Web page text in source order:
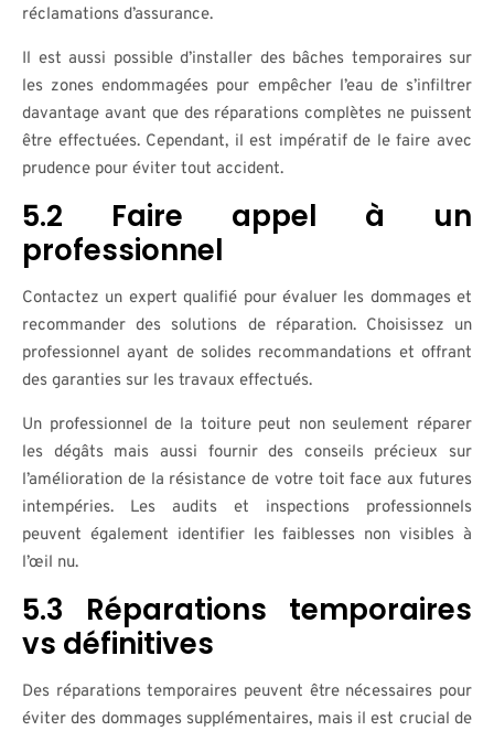
réclamations d’assurance.
Il est aussi possible d’installer des bâches temporaires sur
les zones endommagées pour empêcher l’eau de s’infiltrer
davantage avant que des réparations complètes ne puissent
être effectuées. Cependant, il est impératif de le faire avec
prudence pour éviter tout accident.
5.2 Faire appel à un
professionnel
Contactez un expert qualifié pour évaluer les dommages et
recommander des solutions de réparation. Choisissez un
professionnel ayant de solides recommandations et offrant
des garanties sur les travaux effectués.
Un professionnel de la toiture peut non seulement réparer
les dégâts mais aussi fournir des conseils précieux sur
l’amélioration de la résistance de votre toit face aux futures
intempéries. Les audits et inspections professionnels
peuvent également identifier les faiblesses non visibles à
l’œil nu.
5.3 Réparations temporaires
vs définitives
Des réparations temporaires peuvent être nécessaires pour
éviter des dommages supplémentaires, mais il est crucial de